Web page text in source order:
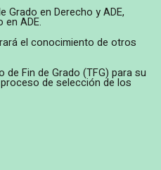
Grado en Derecho y ADE,
en ADE.
el conocimiento de otros
Fin de Grado (TFG) para su
de selección de los